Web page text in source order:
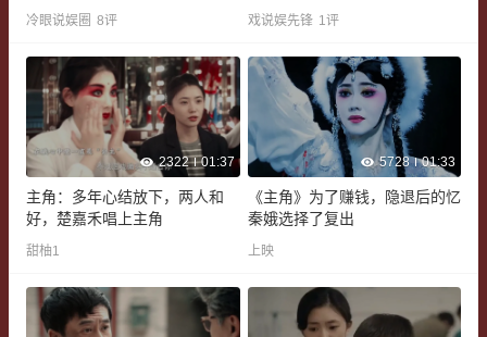
觉醒封神了
冷眼说娱圈 8评
满，观众直呼爽翻了
戏说娱先锋 1评
2322 01:37
主角：多年心结放下，两人和
好，楚嘉禾唱上主角
甜柚1
5728 01:33
《主角》为了赚钱，隐退后的忆
秦娥选择了复出
上映